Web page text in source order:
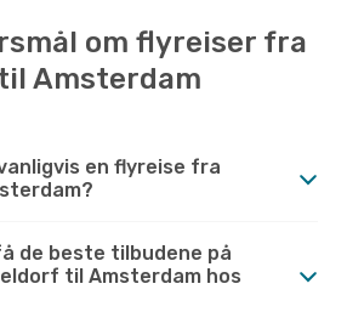
om flyreiser fra
Amsterdam
en flyreise fra
de beste tilbudene på
til Amsterdam hos